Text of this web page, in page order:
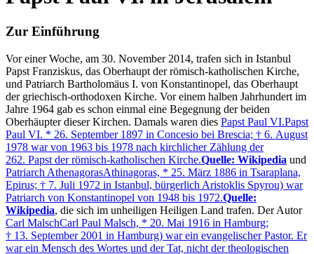
Zur Einführung
Vor einer Woche, am 30. November 2014, trafen sich in Istanbul
Papst Franziskus, das Oberhaupt der römisch-katholischen Kirche,
und Patriarch Bartholomäus I. von Konstantinopel, das Oberhaupt
der griechisch-orthodoxen Kirche. Vor einem halben Jahrhundert im
Jahre 1964 gab es schon einmal eine Begegnung der beiden
Oberhäupter dieser Kirchen. Damals waren dies Papst Paul VI.Papst
Paul VI. * 26. September 1897 in Concesio bei Brescia; † 6. August
1978 war von 1963 bis 1978 nach kirchlicher Zählung der
262. Papst der römisch-katholischen Kirche.Quelle: Wikipedia und
Patriarch AthenagorasAthinagoras, * 25. März 1886 in Tsaraplana,
Epirus; † 7. Juli 1972 in Istanbul, bürgerlich Aristoklis Spyrou) war
Patriarch von Konstantinopel von 1948 bis 1972.Quelle:
Wikipedia, die sich im unheiligen Heiligen Land trafen. Der Autor
Carl MalschCarl Paul Malsch, * 20. Mai 1916 in Hamburg;
† 13. September 2001 in Hamburg) war ein evangelischer Pastor. Er
war ein Mensch des Wortes und der Tat, nicht der theologischen